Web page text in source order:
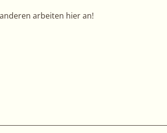
arbeiten hier an!